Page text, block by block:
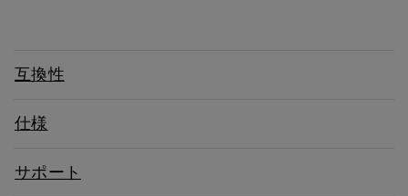
互換性
仕様
サポート